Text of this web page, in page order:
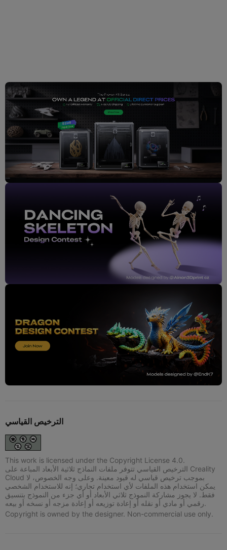
الترخيص القياسي
This work is licensed under the Copyright License 4.0.
الترخيص القياسي تتوفر ملفات النماذج ثلاثية الأبعاد المباعة على Creality
Cloud بموجب ترخيص قياسي له قيود معينة. وعلى وجه الخصوص، لا
يمكن استخدام هذه الملفات لأي استخدام تجاري؛ إنه للاستخدام الشخصي
فقط. لا يجوز مشاركة النموذج ثلاثي الأبعاد أو أي جزء من النموذج بتنسيق
رقمي أو مادي أو نقله أو إعادة توزيعه أو إعادة مزجه أو نسخه أو بيعه.
Copyright is owned by the designer. Non-commercial use only.